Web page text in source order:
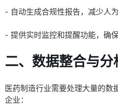
- 自动生成合规性报告，减少人
- 提供实时监控和提醒功能，确
二、数据整合与分
医药制造行业需要处理大量的数
企业：